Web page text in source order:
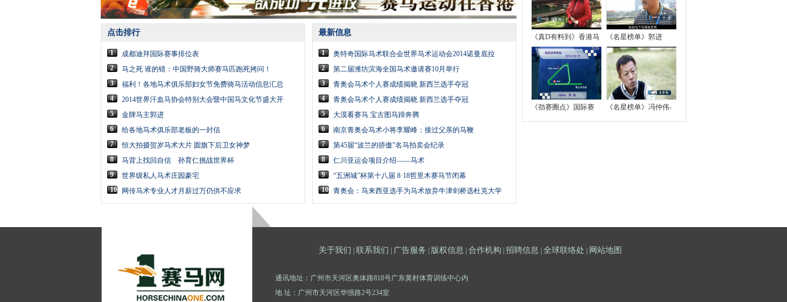
《真D有料到》香港马 《名星榜单》郭进
《劲赛圈点》国际赛 《名星榜单》冯仲伟-
点击排行
1
成都迪拜国际赛事排位表
2
马之死 谁的错：中国野骑大师赛马匹跑死拷问！
3
福利！各地马术俱乐部妇女节免费骑马活动信息汇总
4
2014世界汗血马协会特别大会暨中国马文化节盛大开
5
金牌马主郭进
6
给各地马术俱乐部老板的一封信
7
恒大拍摄贺岁马术大片 圆旗下后卫女神梦
8
马背上找回自信 孙育仁挑战世界杯
9
世界级私人马术庄园豪宅
10
网传马术专业人才月薪过万仍供不应求
最新信息
1
奥特奇国际马术联合会世界马术运动会2014诺曼底拉
2
第二届潍坊滨海全国马术邀请赛10月举行
3
青奥会马术个人赛成绩揭晓 新西兰选手夺冠
4
青奥会马术个人赛成绩揭晓 新西兰选手夺冠
5
大漠看赛马 宝古图马蹄奔腾
6
南京青奥会马术小将李耀峰：接过父亲的马鞭
7
第45届“波兰的骄傲”名马拍卖会纪录
8
仁川亚运会项目介绍——马术
9
“五洲城”杯第十八届 8·18哲里木赛马节闭幕
10 青奥会：马来西亚选手为马术放弃牛津剑桥选杜克大学
关于我们 联系我们 广告服务 版权信息 合作机构 招聘信息 全球联络处 网站地图
通讯地址：广州市天河区奥体路818号广东黄村体育训练中心内
地 址：广州市天河区华强路2号234室